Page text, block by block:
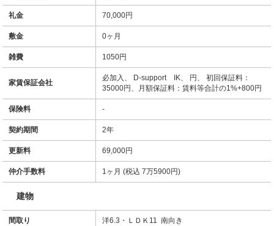
礼金 70,000円
敷金 0ヶ月
雑費 1050円
家賃保証会社
必加入、 D-support IK、 円、 初回保証料：
35000円、月額保証料：賃料等合計の1%+800円
保険料 -
契約期間 2年
更新料 69,000円
仲介手数料 1ヶ月 (税込 7万5900円)
建物
間取り 洋6.3・ＬＤＫ11 南向き